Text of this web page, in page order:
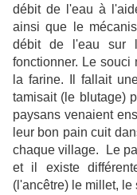
débit de l'eau à
ainsi que le
débit de l'eau sur
fonctionner. Le souci
la farine. Il fallait
tamisait (le blutage)
paysans venaient
leur bon pain cuit
chaque village. Le
et il existe
(l'ancêtre) le millet,